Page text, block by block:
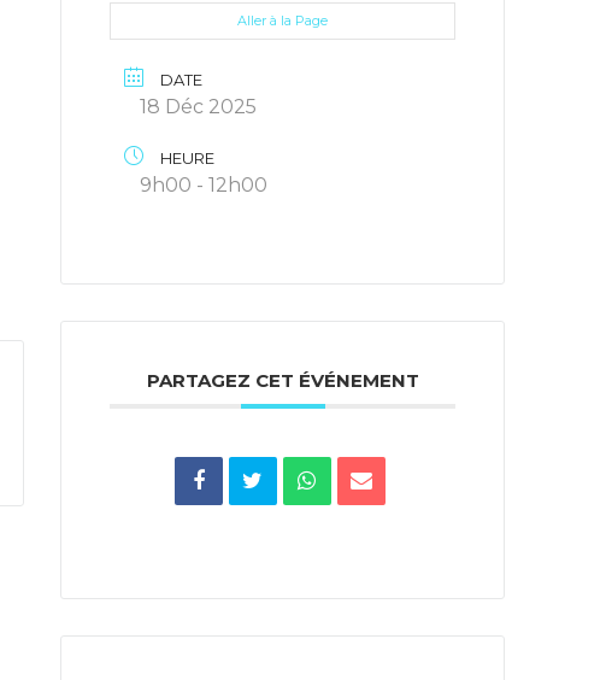
Aller à la Page
DATE
18 Déc 2025
HEURE
9h00 - 12h00
PARTAGEZ CET ÉVÉNEMENT